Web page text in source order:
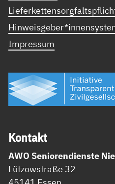
Impressum
Kon­takt
AWO Seniorendienste
Lützowstraße 32